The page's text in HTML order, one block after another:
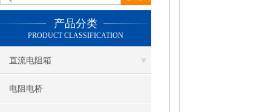
产品分类
PRODUCT CLASSIFICATION
直流电阻箱
电阻电桥